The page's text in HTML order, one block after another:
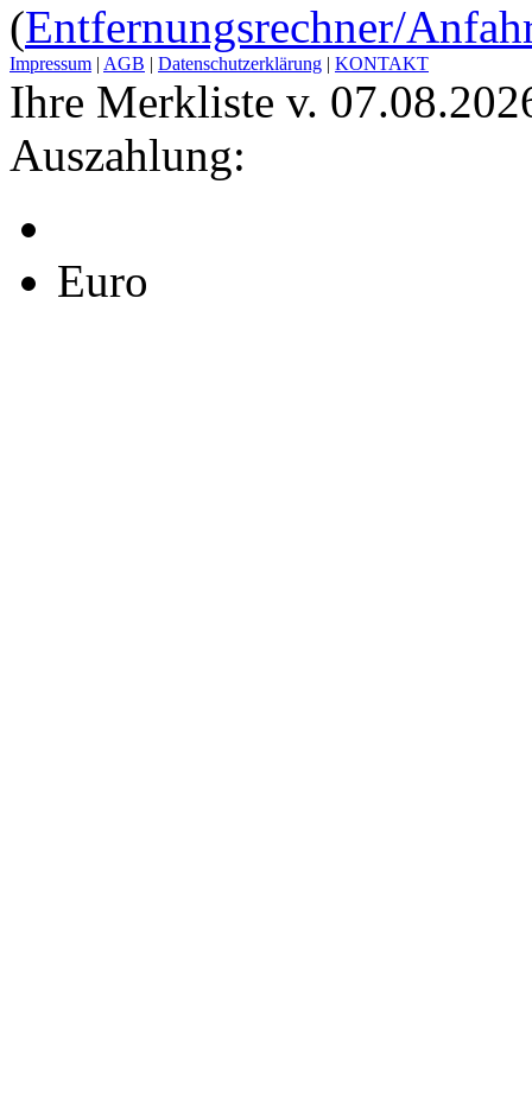
(Entfernungsrechner/
Impressum | AGB | Datenschutzerklärung | KONTAKT
Ihre Merkliste v.
Auszahlung:
Euro